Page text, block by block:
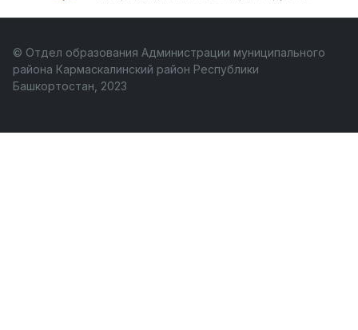
© Отдел образования Администрации муниципального
района Кармаскалинский район Республики
Башкортостан, 2023